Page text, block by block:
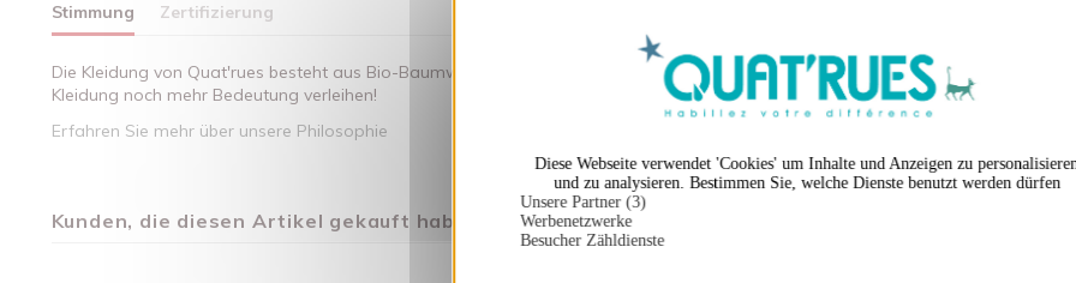
Diese Webseite verwendet 'Cookies' um Inhalte und Anzeigen zu
und zu analysieren. Bestimmen Sie, welche Dienste benutzt werden dürfen
Unsere Partner (3)
Werbenetzwerke
Besucher Zähldienste
Stimmung Zertifizierung
Die Kleidung von Quat'rues besteht aus Bio-Baumwolle, die mit Respekt den Menschen und ihrer Umwelt gegenüber hergestellt
Kleidung noch mehr Bedeutung verleihen!
Erfahren Sie mehr über unsere Philosophie
Kunden, die diesen Artikel gekauft haben, kauften auch ...